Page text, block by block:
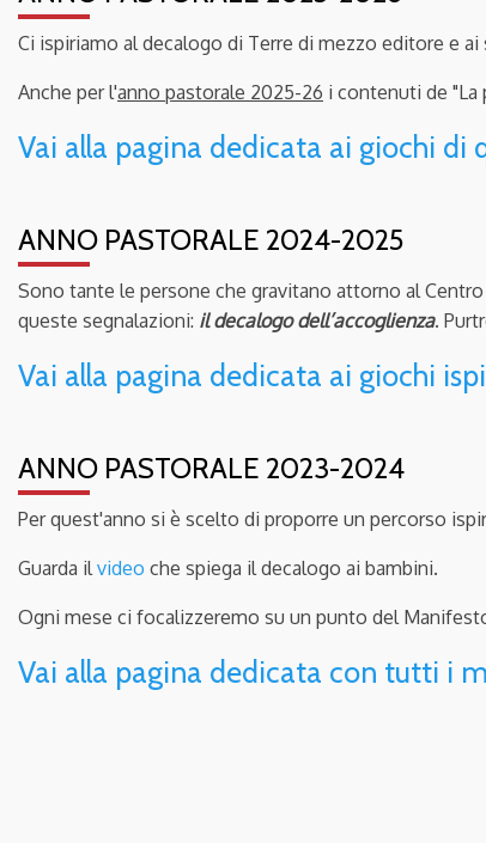
Ci ispiriamo al decalogo di Terre di mezzo editore e
Anche per l'anno pastorale 2025-26 i contenuti de
Vai alla pagina dedicata ai giochi di
ANNO PASTORALE 2024-2025
Sono tante le persone che gravitano attorno al
queste segnalazioni: il decalogo dell’accoglienza.
Vai alla pagina dedicata ai giochi
ANNO PASTORALE 2023-2024
Per quest'anno si è scelto di proporre un percorso
Guarda ilvideo che spiega il decalogo ai bambini.
Ogni mese ci focalizzeremo su un punto del
Vai alla pagina dedicata con tutti i